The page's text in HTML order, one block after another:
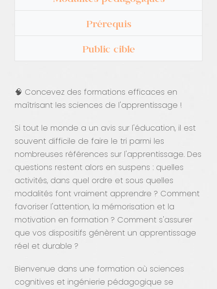
Prérequis
Public cible
🧠 Concevez des formations efficaces en
maîtrisant les sciences de l'apprentissage !
Si tout le monde a un avis sur l'éducation, il est
souvent difficile de faire le tri parmi les
nombreuses références sur l'apprentissage. Des
questions restent alors en suspens : quelles
activités, dans quel ordre et sous quelles
modalités font vraiment apprendre ? Comment
favoriser l'attention, la mémorisation et la
motivation en formation ? Comment s'assurer
que vos dispositifs génèrent un apprentissage
réel et durable ?
Bienvenue dans une formation où sciences
cognitives et ingénierie pédagogique se